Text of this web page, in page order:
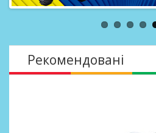
Рекомендовані